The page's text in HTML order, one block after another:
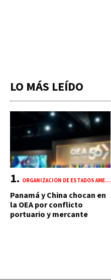
LO MÁS LEÍDO
ORGANIZACIÓN DE ESTADOS AMERICANOS (OEA)
Panamá y China chocan en
la OEA por conflicto
portuario y mercante